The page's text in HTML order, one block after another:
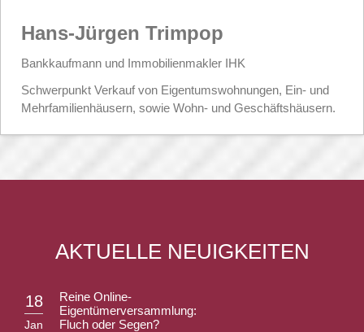
Hans-Jürgen Trimpop
Bankkaufmann und Immobilienmakler IHK
Schwerpunkt Verkauf von Eigentumswohnungen, Ein- und
Mehrfamilienhäusern, sowie Wohn- und Geschäftshäusern.
AKTUELLE NEUIGKEITEN
18
Jan
Reine Online-
Eigentümerversammlung:
Fluch oder Segen?